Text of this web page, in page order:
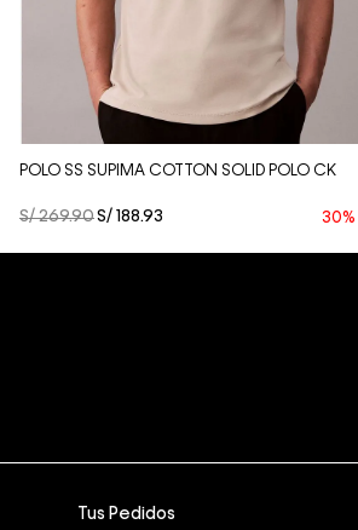
Vista Rápida
POLO SS SUPIMA COTTON SOLID POLO CK
S/ 269.90S/ 188.93 30%
Tus Pedidos